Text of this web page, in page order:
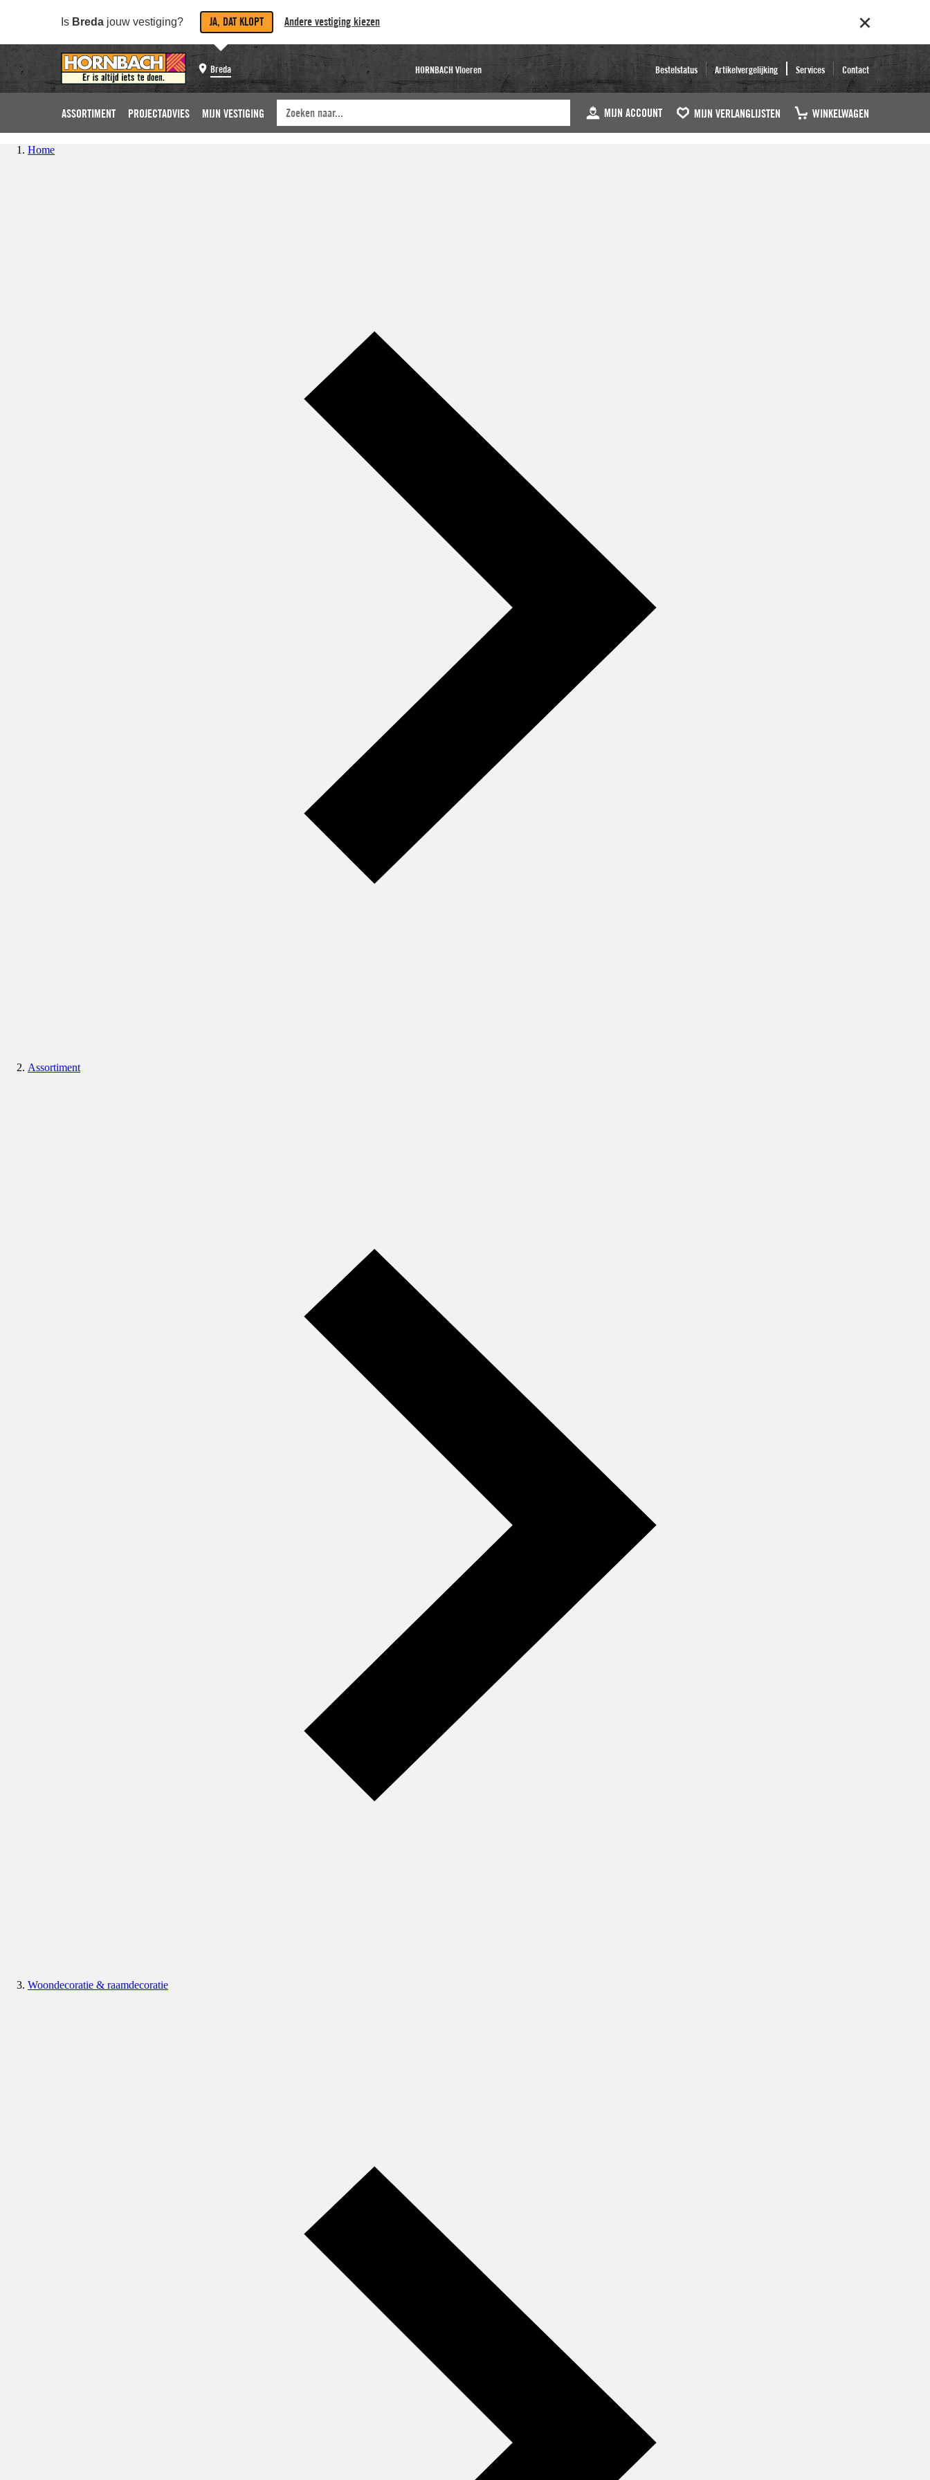
Is Breda jouw vestiging? JA, DAT KLOPT Andere vestiging kiezen
Breda HORNBACH Vloeren Bestelstatus Artikelvergelijking Services Contact
ASSORTIMENT PROJECTADVIES MIJN VESTIGING MIJN ACCOUNT MIJN VERLANGLIJSTEN WINKELWAGEN
Home
Assortiment
Woondecoratie & raamdecoratie